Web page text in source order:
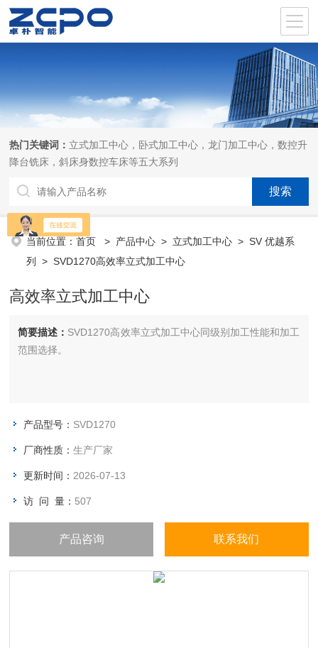
热门关键词： 立式加工中心，卧式加工中心，龙门加工中心，数控升
降台铣床，斜床身数控车床等五大系列
当前位置：首页 > 产品中心 > 立式加工中心 >SV 优越系
列
> SVD1270高效率立式加工中心
高效率立式加工中心
简要描述： SVD1270高效率立式加工中心同级别加工性能和加工
范围选择。
产品型号： SVD1270
厂商性质：生产厂家
更新时间： 2026-07-13
访 问 量： 507
产品咨询 联系我们